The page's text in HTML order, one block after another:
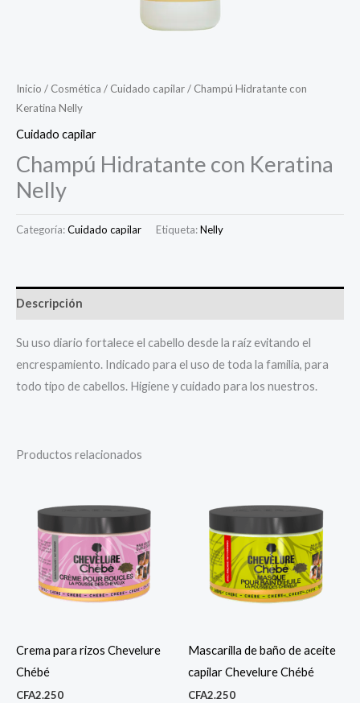
Inicio / Cosmética / Cuidado capilar/ Champú Hidratante con
Keratina Nelly
Cuidado capilar
Champú Hidratante con Keratina
Nelly
Categoría:Cuidado capilar Etiqueta:Nelly
Descripción
Su uso diario fortalece el cabello desde la raíz evitando el
encrespamiento. Indicado para el uso de toda la familia, para
todo tipo de cabellos. Higiene y cuidado para los nuestros.
Productos relacionados
Crema para rizos Chevelure
Chébé
CFA2.250
Mascarilla de baño de aceite
capilar Chevelure Chébé
CFA2.250